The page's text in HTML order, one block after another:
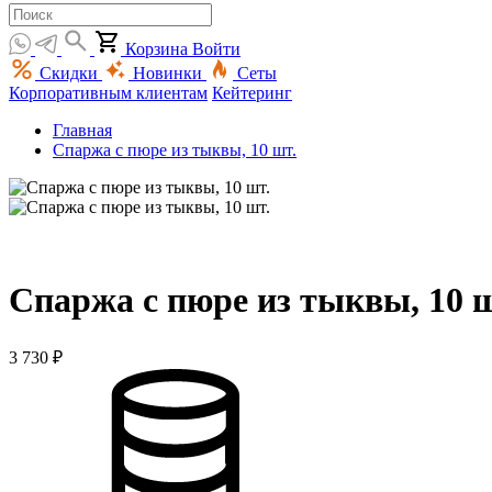
Корзина Войти
Скидки
Новинки
Сеты
Корпоративным клиентам Кейтеринг
Главная
Спаржа с пюре из тыквы, 10 шт.
Спаржа с пюре из тыквы, 10
3 730 ₽